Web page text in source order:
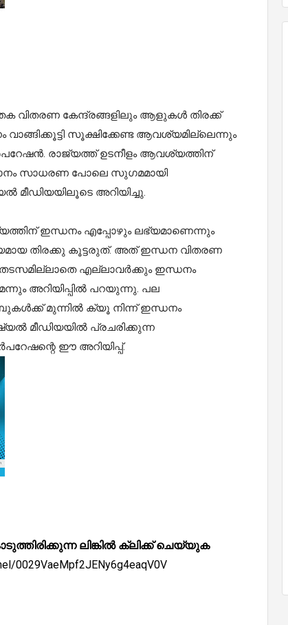
വിതരണ കേന്ദ്രങ്ങളിലും ആളുകൾ തിരക്ക്
വാങ്ങിക്കൂട്ടി സൂക്ഷിക്കേണ്ട ആവശ്യമില്ലെന്നും
രാജ്യത്ത് ഉടനീളം ആവശ്യത്തിന്
സാധരണ പോലെ സുഗമമായി
മീഡിയയിലൂടെ അറിയിച്ചു.
ഇന്ധനം എപ്പോഴും ലഭ്യമാണെന്നും
തിരക്കു കൂട്ടരുത്. അത് ഇന്ധന വിതരണ
എല്ലാവർക്കും ഇന്ധനം
അറിയിപ്പിൽ പറയുന്നു. പല
മുന്നിൽ ക്യൂ നിന്ന് ഇന്ധനം
മീഡിയയിൽ പ്രചരിക്കുന്ന
ഈ അറിയിപ്പ്.
ലിങ്കിൽ ക്ലിക്ക് ചെയ്യുക
0029VaeMpf2JENy6g4eaqV0V